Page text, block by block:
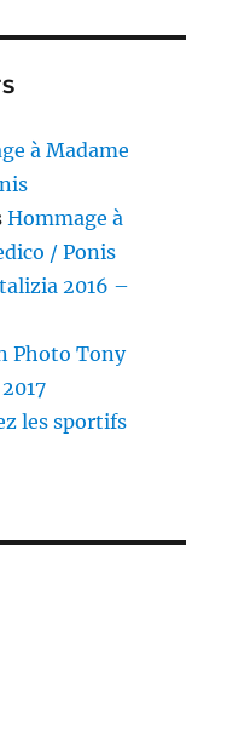
à Madame
Hommage à
/ Ponis
2016 –
Photo Tony
les sportifs